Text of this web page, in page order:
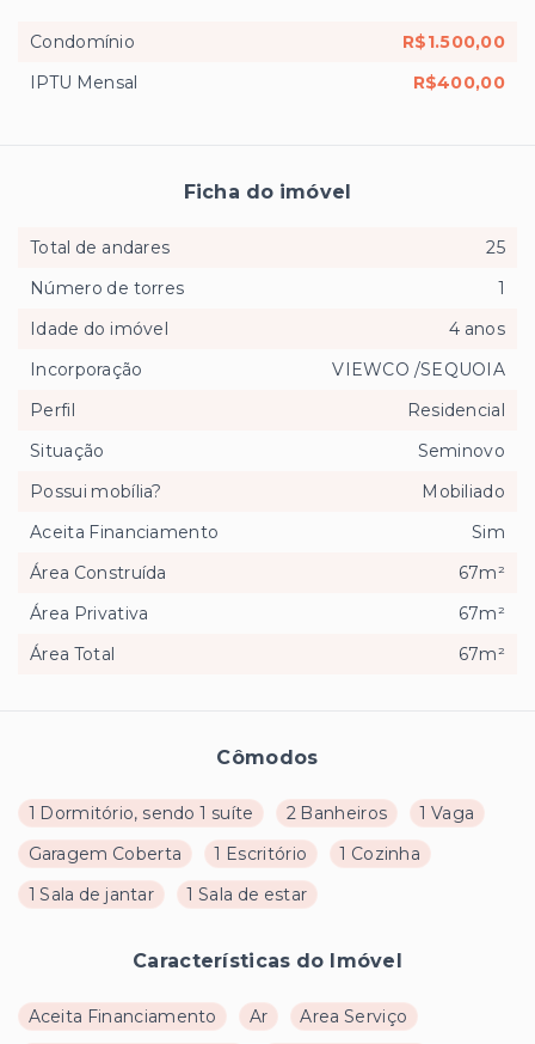
Cômodos
1 Dormitório, sendo 1 suíte 2 Banheiros
1 Vaga
Garagem Coberta
1 Escritório
1 Cozinha
1 Sala de jantar
1 Sala de estar
Características do Imóvel
Aceita Financiamento Ar
Area Serviço
Condomínio
R$1.500,00
IPTU Mensal
R$400,00
Ficha do imóvel
Total de andares
25
Número de torres
1
Idade do imóvel
4 anos
Incorporação
VIEWCO /SEQUOIA
Perfil
Residencial
Situação
Seminovo
Possui mobília?
Mobiliado
Aceita Financiamento
Sim
Área Construída
67m²
Área Privativa
67m²
Área Total
67m²